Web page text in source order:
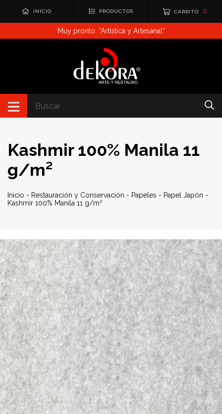
INICIO PRODUCTOS CARRITO 0
Muy pronto: “Artística y Artesanal”
Kashmir 100% Manila 11
g/m²
Inicio - Restauración y Conservación - Papeles - Papel Japón -
Kashmir 100% Manila 11 g/m²